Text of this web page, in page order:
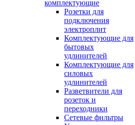
комплектующие
Розетки для
подключения
электроплит
Комплектующие для
бытовых
удлинителей
Комплектующие для
силовых
удлинителей
Разветвители для
розеток и
переходники
Сетевые фильтры